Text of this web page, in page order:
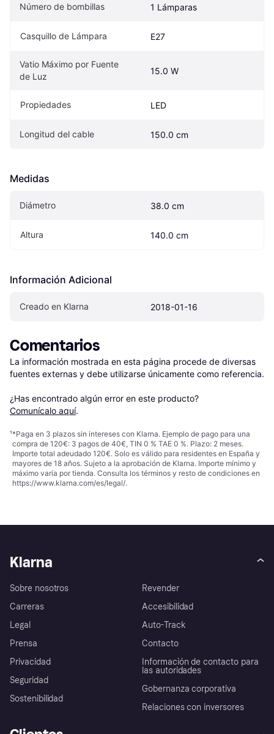
Número de bombillas 1 Lámparas
Casquillo de Lámpara E27
Vatio Máximo por Fuente
de Luz
15.0 W
Propiedades LED
Longitud del cable 150.0 cm
Medidas
Diámetro 38.0 cm
Altura 140.0 cm
Información Adicional
Creado en Klarna 2018-01-16
Comentarios
La información mostrada en esta página procede de diversas
fuentes externas y debe utilizarse únicamente como referencia.
¿Has encontrado algún error en este producto?
Comunícalo aquí.
¹*Paga en 3 plazos sin intereses con Klarna. Ejemplo de pago para una
compra de 120€: 3 pagos de 40€, TIN 0 % TAE 0 %. Plazo: 2 meses.
Importe total adeudado 120€. Solo es válido para residentes en España y
mayores de 18 años. Sujeto a la aprobación de Klarna. Importe mínimo y
máximo varía por tienda. Consulta los términos y resto de condiciones en
https://www.klarna.com/es/legal/.
Klarna
Sobre nosotros
Carreras
Legal
Prensa
Privacidad
Seguridad
Sostenibilidad
Revender
Accesibilidad
Auto-Track
Contacto
Información de contacto para
las autoridades
Gobernanza corporativa
Relaciones con inversores